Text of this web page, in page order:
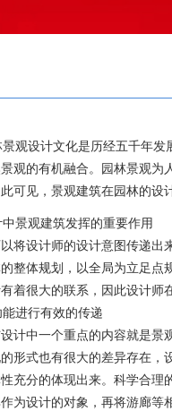
观设计文化是历经五千年发
观的有机融合。园林景观
可见，景观建筑在园林的设
景观建筑发挥的重要作用
将设计师的设计意图传递出
整体规划，以全局为立足
着很大的联系，因此设计师
进行有效的传递
计中一个重点的内容就是景
形式也有很大的差异存在，
充分的体现出来。科学合
为设计的对象，再将游廊